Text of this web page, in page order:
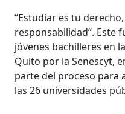
“Estudiar es tu
responsabilidad”. Este
jóvenes bachilleres en
Quito por la Senescyt,
parte del proceso para
las 26 universidades